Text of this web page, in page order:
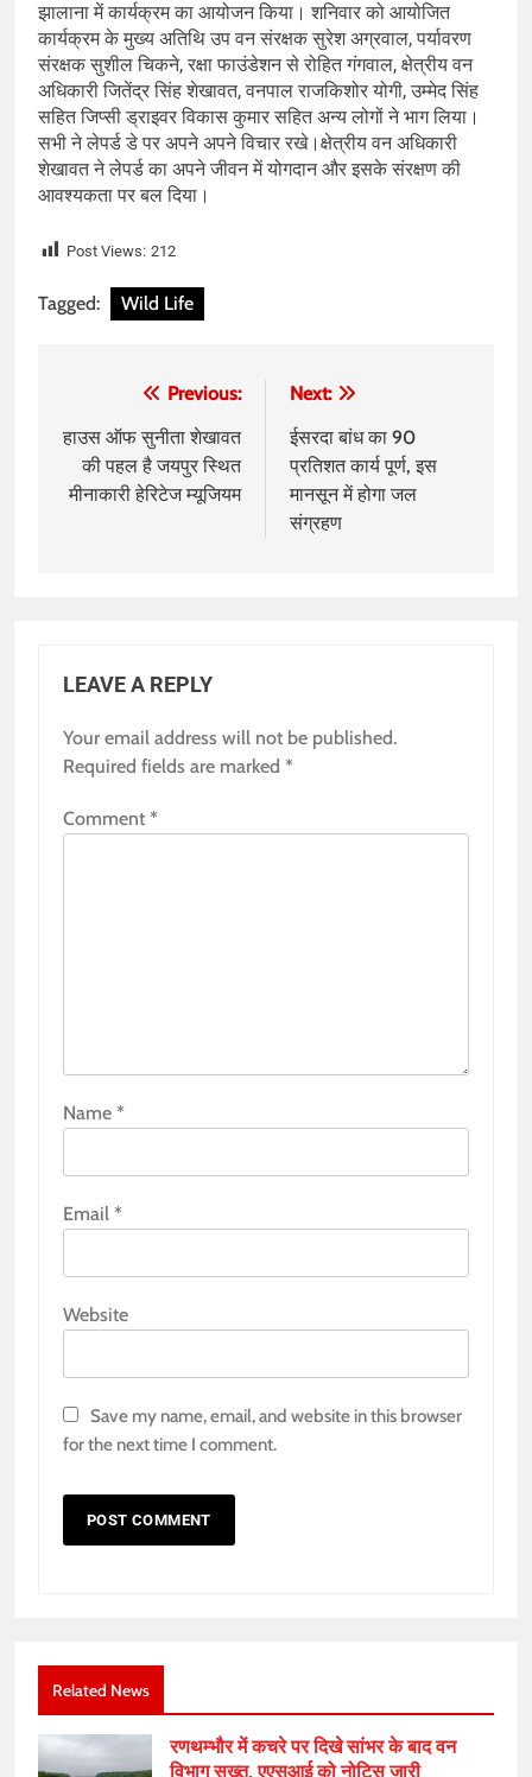
झालाना में कार्यक्रम का आयोजन किया। शनिवार को आयोजित
कार्यक्रम के मुख्य अतिथि उप वन संरक्षक सुरेश अग्रवाल, पर्यावरण
संरक्षक सुशील चिकने, रक्षा फाउंडेशन से रोहित गंगवाल, क्षेत्रीय वन
अधिकारी जितेंद्र सिंह शेखावत, वनपाल राजकिशोर योगी, उम्मेद सिंह
सहित जिप्सी ड्राइवर विकास कुमार सहित अन्य लोगों ने भाग लिया।
सभी ने लेपर्ड डे पर अपने अपने विचार रखे।क्षेत्रीय वन अधिकारी
शेखावत ने लेपर्ड का अपने जीवन में योगदान और इसके संरक्षण की
आवश्यकता पर बल दिया।
Post Views: 212
Tagged: Wild Life
navigation
Previous:
हाउस ऑफ सुनीता शेखावत
की पहल है जयपुर स्थित
मीनाकारी हेरिटेज म्यूजियम
Next:
ईसरदा बांध का 90
प्रतिशत कार्य पूर्ण, इस
मानसून में होगा जल
संग्रहण
LEAVE A REPLY
Your email address will not be published.
Required fields are marked *
Comment *
Name *
Email *
Website
Save my name, email, and website in this browser
for the next time I comment.
Related News
रणथम्भौर में कचरे पर दिखे सांभर के बाद वन
विभाग सख्त, एएसआई को नोटिस जारी